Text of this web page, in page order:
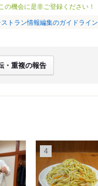
機会に是非ご登録ください！
ストラン情報編集のガイドライン
・重複の報告
4